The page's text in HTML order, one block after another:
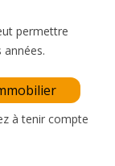
permettre
années.
à tenir compte